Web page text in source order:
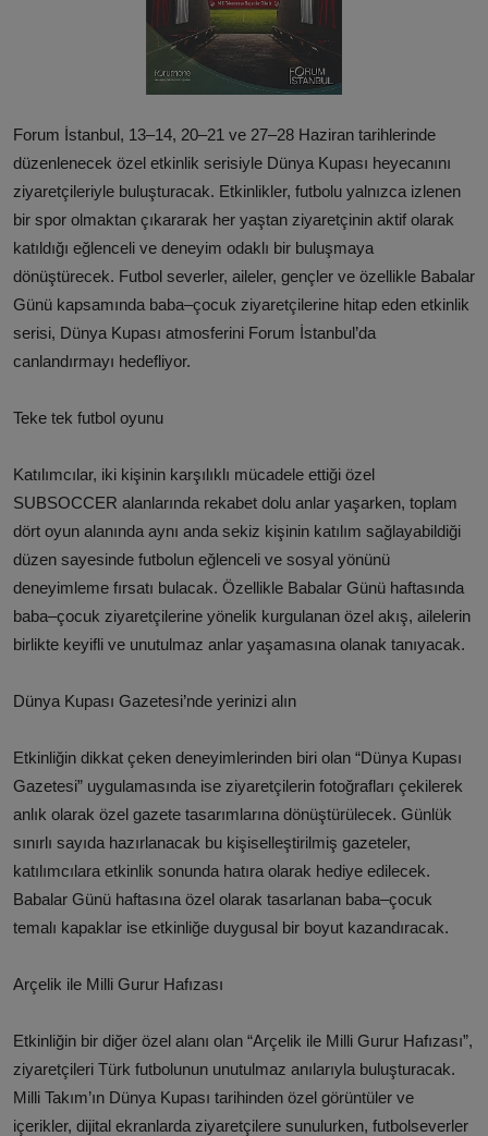
Forum İstanbul, 13–14, 20–21 ve 27–28 Haziran tarihlerinde
düzenlenecek özel etkinlik serisiyle Dünya Kupası heyecanını
ziyaretçileriyle buluşturacak. Etkinlikler, futbolu yalnızca izlenen
bir spor olmaktan çıkararak her yaştan ziyaretçinin aktif olarak
katıldığı eğlenceli ve deneyim odaklı bir buluşmaya
dönüştürecek. Futbol severler, aileler, gençler ve özellikle Babalar
Günü kapsamında baba–çocuk ziyaretçilerine hitap eden etkinlik
serisi, Dünya Kupası atmosferini Forum İstanbul’da
canlandırmayı hedefliyor.
Teke tek futbol oyunu
Katılımcılar, iki kişinin karşılıklı mücadele ettiği özel
SUBSOCCER alanlarında rekabet dolu anlar yaşarken, toplam
dört oyun alanında aynı anda sekiz kişinin katılım sağlayabildiği
düzen sayesinde futbolun eğlenceli ve sosyal yönünü
deneyimleme fırsatı bulacak. Özellikle Babalar Günü haftasında
baba–çocuk ziyaretçilerine yönelik kurgulanan özel akış, ailelerin
birlikte keyifli ve unutulmaz anlar yaşamasına olanak tanıyacak.
Dünya Kupası Gazetesi’nde yerinizi alın
Etkinliğin dikkat çeken deneyimlerinden biri olan “Dünya Kupası
Gazetesi” uygulamasında ise ziyaretçilerin fotoğrafları çekilerek
anlık olarak özel gazete tasarımlarına dönüştürülecek. Günlük
sınırlı sayıda hazırlanacak bu kişiselleştirilmiş gazeteler,
katılımcılara etkinlik sonunda hatıra olarak hediye edilecek.
Babalar Günü haftasına özel olarak tasarlanan baba–çocuk
temalı kapaklar ise etkinliğe duygusal bir boyut kazandıracak.
Arçelik ile Milli Gurur Hafızası
Etkinliğin bir diğer özel alanı olan “Arçelik ile Milli Gurur Hafızası”,
ziyaretçileri Türk futbolunun unutulmaz anılarıyla buluşturacak.
Milli Takım’ın Dünya Kupası tarihinden özel görüntüler ve
içerikler, dijital ekranlarda ziyaretçilere sunulurken, futbolseverler